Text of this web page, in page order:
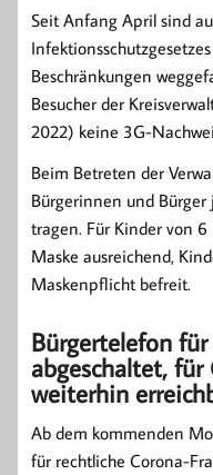
Seit Anfang April sind
Beschränkungen
Besucher der
2022) keine 3G-
Beim Betreten der
Bürgerinnen und
tragen. Für Kinder von 6
Maske ausreichend,
Maskenpflicht befreit.
Bürgertelefon
abgeschaltet, für
weiterhin
Ab dem kommenden
für rechtliche Corona-